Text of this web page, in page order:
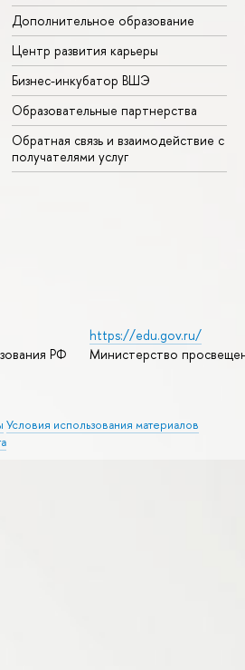
Дополнительное образование
Центр развития карьеры
Бизнес-инкубатор ВШЭ
Образовательные партнерства
Обратная связь и взаимодействие с
получателями услуг
РФ
https://edu.gov.ru/
Министерство
Условия использования материалов